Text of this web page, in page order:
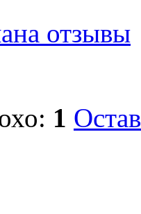
отзывы
1